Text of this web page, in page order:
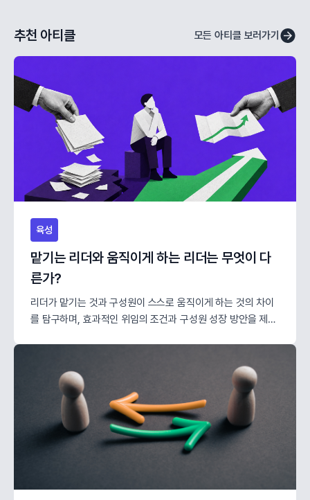
추천 아티클 모든 아티클 보러가기
육성
맡기는 리더와 움직이게 하는 리더는 무엇이 다
른가?
리더가 맡기는 것과 구성원이 스스로 움직이게 하는 것의 차이
를 탐구하며, 효과적인 위임의 조건과 구성원 성장 방안을 제시